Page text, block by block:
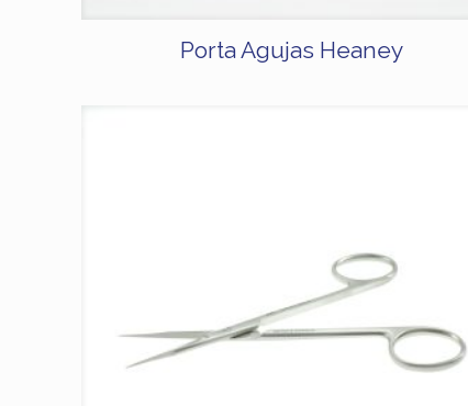
Porta Agujas Heaney